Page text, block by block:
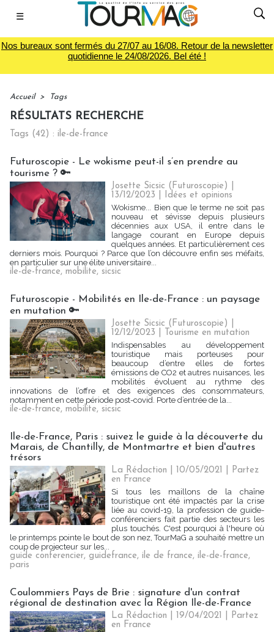
☰
Nos bureaux sont fermés du 27/07 au 16/08. Retour de la newsletter
quotidienne le 24/08/2026. Bel été !
Accueil > Tags
RÉSULTATS RECHERCHE
Tags (42) : ile-de-france
Futuroscopie - Le wokisme peut-il s’en prendre au
tourisme ? 🔑
Josette Sicsic (Futuroscopie)
13/12/2023
Idées et opinions
Wokisme... Bien que le terme ne soit pas
nouveau et sévisse depuis plusieurs
décennies aux USA, il entre dans le
langage courant en Europe depuis
quelques années. Et particulièrement ces
derniers mois. Pourquoi ? Parce que l’on découvre enfin ses méfaits,
en particulier sur une élite universitaire...
ile-de-france, mobilite, sicsic
Futuroscopie - Mobilités en Ile-de-France : un paysage
en mutation 🔑
Josette Sicsic (Futuroscopie)
12/12/2023
Tourisme en mutation
Indispensables au développement
touristique mais porteuses pour
beaucoup d’entre elles de fortes
émissions de CO2 et autres nuisances, les
mobilités évoluent au rythme des
innovations de l’offre et des exigences des consommateurs,
notamment en cette période post-covid. Porte d’entrée de la...
ile-de-france, mobilite, sicsic
Ile-de-France, Paris : suivez le guide à la découverte du
Marais, de Chantilly, de Montmartre et bien d'autres
trésors
La Rédaction | 10/05/2021
Partez
en France
Si tous les maillons de la chaîne
touristique ont été impactés par la crise
liée au covid-19, la profession de guide-
conférenciers fait partie des secteurs les
plus touchés. C'est pourquoi à l'heure où
le printemps pointe le bout de son nez, TourMaG a souhaité mettre un
coup de projecteur sur les...
guide conferencier, guidefrance, ile de france, ile-de-france,
paris
Coulommiers Pays de Brie : signature d'un contrat
régional de destination avec la Région Ile-de-France
La Rédaction | 19/04/2021
Partez
en France